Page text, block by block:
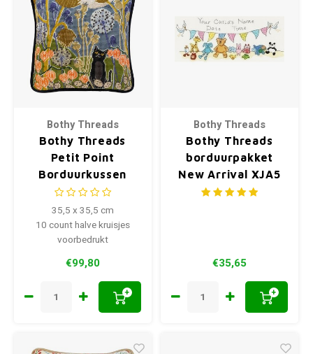
Bothy Threads
Bothy Threads
Petit Point
Borduurkussen
Teasel Fields
35,5 x 35,5 cm
10 count halve kruisjes
voorbedrukt
€99,80
+
Bothy Threads
Bothy Threads
borduurpakket
New Arrival XJA5
€35,65
+